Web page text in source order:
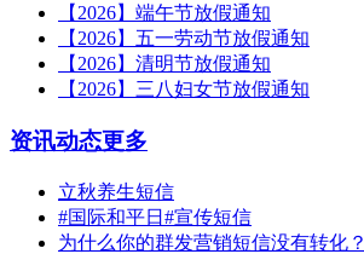
【2026】端午节放假通知
【2026】五一劳动节放假通知
【2026】清明节放假通知
【2026】三八妇女节放假通知
资讯动态更多
立秋养生短信
#国际和平日#宣传短信
为什么你的群发营销短信没有转化？